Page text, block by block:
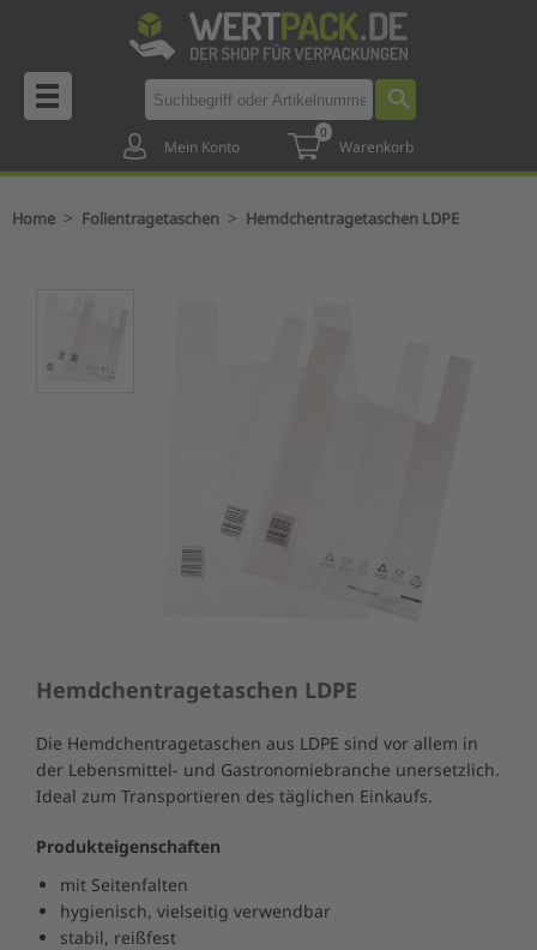
Mein Konto
0
Warenkorb
Home > Folientragetaschen > Hemdchentragetaschen LDPE
Hemdchentragetaschen LDPE
Die Hemdchentragetaschen aus LDPE sind vor allem in
der Lebensmittel- und Gastronomiebranche unersetzlich.
Ideal zum Transportieren des täglichen Einkaufs.
Produkteigenschaften
mit Seitenfalten
hygienisch, vielseitig verwendbar
stabil, reißfest